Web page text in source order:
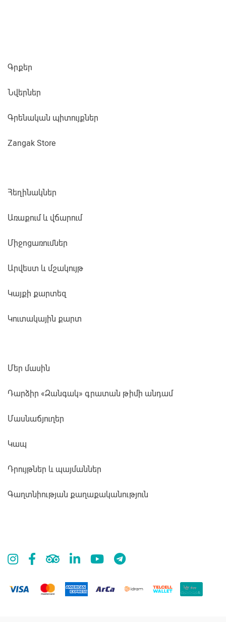
Գրքեր
Նվերներ
Գրենական պիտույքներ
Zangak Store
Հեղինակներ
Առաքում և վճարում
Միջոցառումներ
Արվեստ և մշակույթ
Կայքի քարտեզ
Կուտակային քարտ
Մեր մասին
Դարձիր «Զանգակ» գրատան թիմի անդամ
Մասնաճյուղեր
Կապ
Դրույթներ և պայմաններ
Գաղտնիության քաղաքականություն